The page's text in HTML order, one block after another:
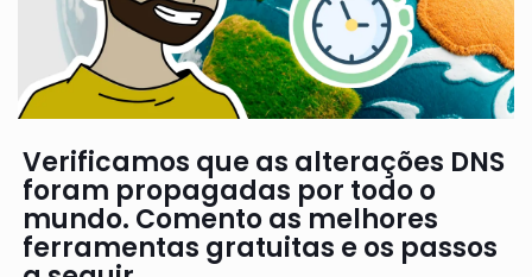
Verificamos que as alterações DNS
foram propagadas por todo o
mundo. Comento as melhores
ferramentas gratuitas e os passos